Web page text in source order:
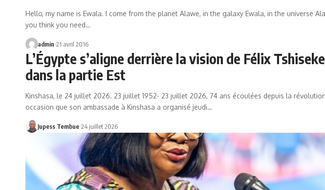
Hello, my name is Ewala. I come from the planet Alawe, in the galaxy Ewala, in the universe
you think you need…
admin 21 avril 2016
L’Égypte s’aligne derrière la vision de Félix
dans la partie Est
Kinshasa, le 24 juillet 2026. 23 juillet 1952- 23 juillet 2026, 74 ans écoulées depuis la
occasion que son ambassade à Kinshasa a organisé jeudi…
Jupess Tembue 24 juillet 2026